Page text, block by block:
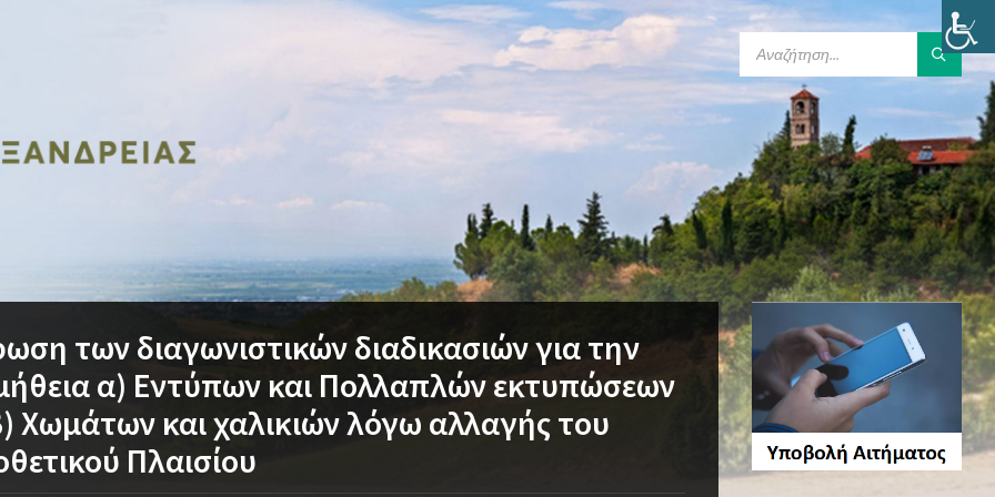
των διαγωνιστικών διαδικασιών για την
α) Εντύπων και Πολλαπλών εκτυπώσεων
Χωμάτων και χαλικιών λόγω αλλαγής του
Πλαισίου